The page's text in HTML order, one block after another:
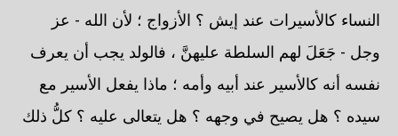
النساء كالأسيرات عند إيش ؟ الأزواج ؛ لأن الله - عز
وجل - جَعَلَ لهم السلطة عليهنَّ ، فالولد يجب أن يعرف
نفسه أنه كالأسير عند أبيه وأمه ؛ ماذا يفعل الأسير مع
سيده ؟ هل يصيح في وجهه ؟ هل يتعالى عليه ؟ كلُّ ذلك